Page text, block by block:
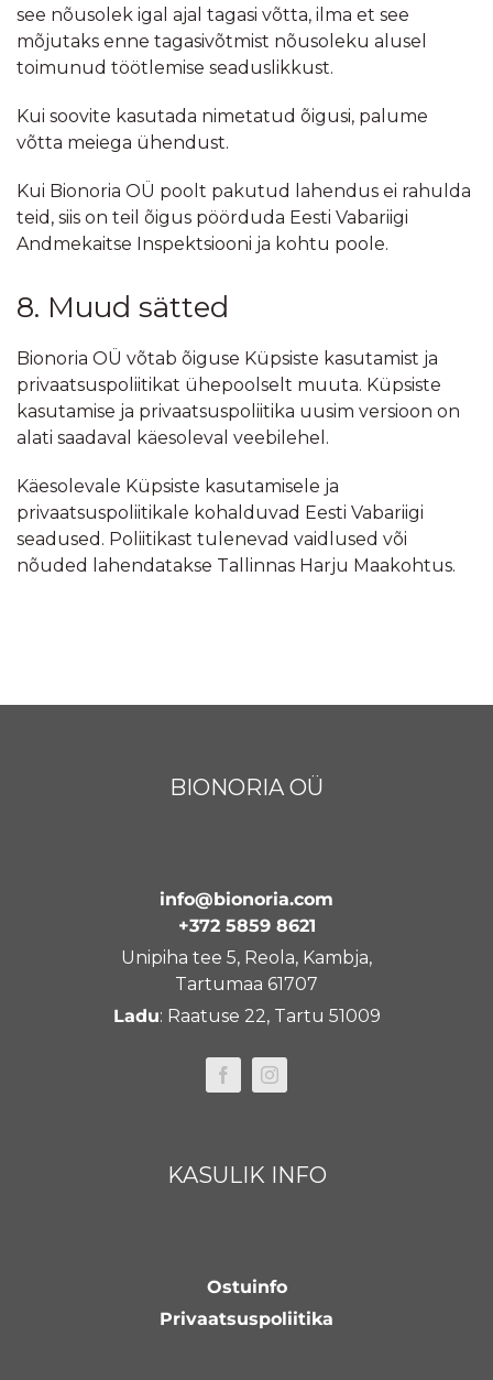
see nõusolek igal ajal tagasi võtta, ilma et see
mõjutaks enne tagasivõtmist nõusoleku alusel
toimunud töötlemise seaduslikkust.
Kui soovite kasutada nimetatud õigusi, palume
võtta meiega ühendust.
Kui Bionoria OÜ poolt pakutud lahendus ei rahulda
teid, siis on teil õigus pöörduda Eesti Vabariigi
Andmekaitse Inspektsiooni ja kohtu poole.
8. Muud sätted
Bionoria OÜ võtab õiguse Küpsiste kasutamist ja
privaatsuspoliitikat ühepoolselt muuta. Küpsiste
kasutamise ja privaatsuspoliitika uusim versioon on
alati saadaval käesoleval veebilehel.
Käesolevale Küpsiste kasutamisele ja
privaatsuspoliitikale kohalduvad Eesti Vabariigi
seadused. Poliitikast tulenevad vaidlused või
nõuded lahendatakse Tallinnas Harju Maakohtus.
BIONORIA OÜ
info@bionoria.com
+372 5859 8621
Unipiha tee 5, Reola, Kambja,
Tartumaa 61707
Ladu: Raatuse 22, Tartu 51009
KASULIK INFO
Ostuinfo
Privaatsuspoliitika